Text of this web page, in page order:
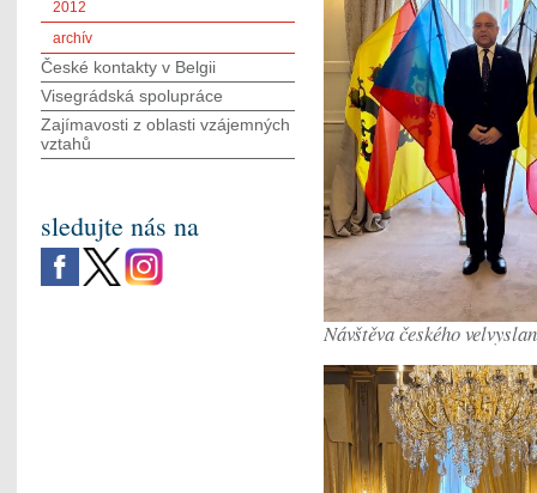
Návštěva českého
2012
archív
České kontakty v Belgii
Visegrádská spolupráce
Zajímavosti z oblasti vzájemných
vztahů
sledujte nás na